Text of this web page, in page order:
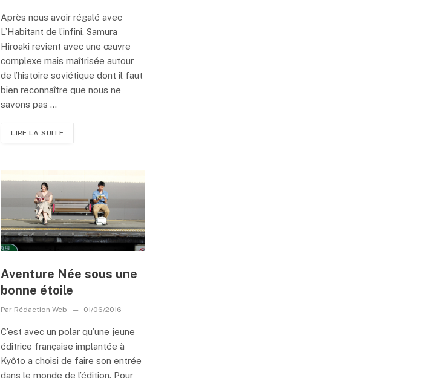
Après nous avoir régalé avec
L’Habitant de l’infini, Samura
Hiroaki revient avec une œuvre
complexe mais maîtrisée autour
de l’histoire soviétique dont il faut
bien reconnaître que nous ne
savons pas ...
LIRE LA SUITE
Aventure Née sous une
bonne étoile
Par Rédaction Web 01/06/2016
C’est avec un polar qu’une jeune
éditrice française implantée à
Kyôto a choisi de faire son entrée
dans le monde de l’édition. Pour